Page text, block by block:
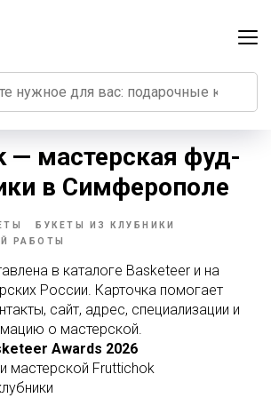
— мастерская фуд-
в Симферополе
БУКЕТЫ ИЗ КЛУБНИКИ
РАБОТЫ
в каталоге Basketeer и на
России. Карточка помогает
сайт, адрес, специализации и
о мастерской.
Awards 2026
мастерской Fruttichok